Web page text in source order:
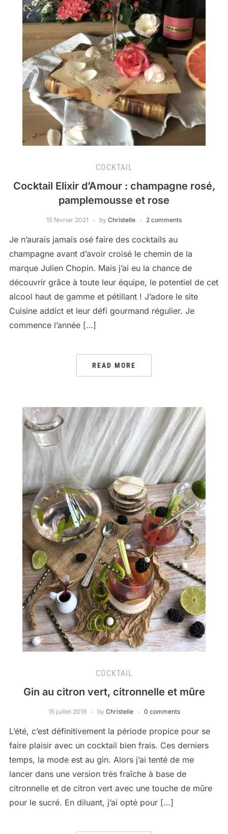
COCKTAIL
Cocktail Elixir d’Amour : champagne rosé,
pamplemousse et rose
15 février 2021 by Christelle 2 comments
Je n’aurais jamais osé faire des cocktails au
champagne avant d’avoir croisé le chemin de la
marque Julien Chopin. Mais j’ai eu la chance de
découvrir grâce à toute leur équipe, le potentiel de cet
alcool haut de gamme et pétillant ! J’adore le site
Cuisine addict et leur défi gourmand régulier. Je
commence l’année […]
READ MORE
COCKTAIL
Gin au citron vert, citronnelle et mûre
15 juillet 2019 by Christelle 0 comments
L’été, c’est définitivement la période propice pour se
faire plaisir avec un cocktail bien frais. Ces derniers
temps, la mode est au gin. Alors j’ai tenté de me
lancer dans une version très fraîche à base de
citronnelle et de citron vert avec une touche de mûre
pour le sucré. En diluant, j’ai opté pour […]